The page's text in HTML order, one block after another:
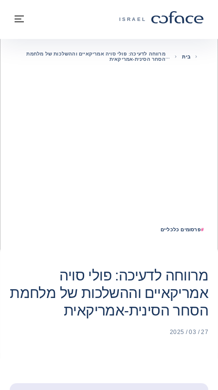
COFACE - אתר הקבוצה
ISRAEL
בחזרה לעמוד הבית
#פרסומים כלכליים
בית
מרווחה לדעיכה: פולי סויה אמריקאיים וההשלכות של מלחמת
הסחר הסינית-אמריקאית
מרווחה לדעיכה: פולי סויה
אמריקאיים וההשלכות של מלחמת
הסחר הסינית-אמריקאית
27 / 03 / 2025